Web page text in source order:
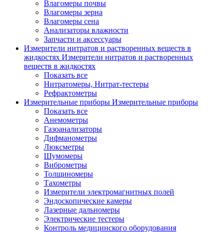
Влагомеры почвы
Влагомеры зерна
Влагомеры сена
Анализаторы влажности
Запчасти и аксессуары
Измерители нитратов и растворенных веществ в
жидкостях Измерители нитратов и растворенных
веществ в жидкостях
Показать все
Нитратомеры, Нитрат-тестеры
Рефрактометры
Измерительные приборы Измерительные приборы
Показать все
Анемометры
Газоанализаторы
Дифманометры
Люксметры
Шумомеры
Виброметры
Толщиномеры
Тахометры
Измерители электромагнитных полей
Эндоскопические камеры
Лазерные дальномеры
Электрические тестеры
Контроль медицинского оборудования